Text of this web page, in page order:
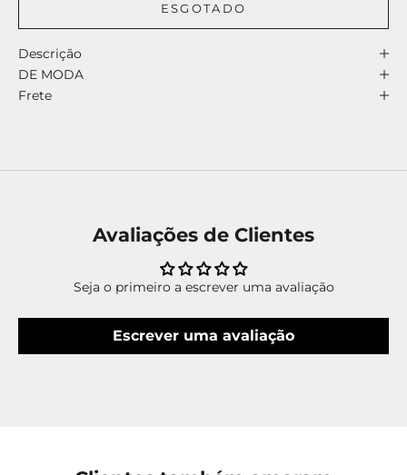
ESGOTADO
Descrição
DE MODA
Frete
Avaliações de Clientes
Seja o primeiro a escrever uma avaliação
Escrever uma avaliação